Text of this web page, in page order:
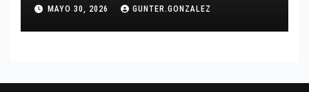
MAYO 30, 2026 GUNTER.GONZALEZ